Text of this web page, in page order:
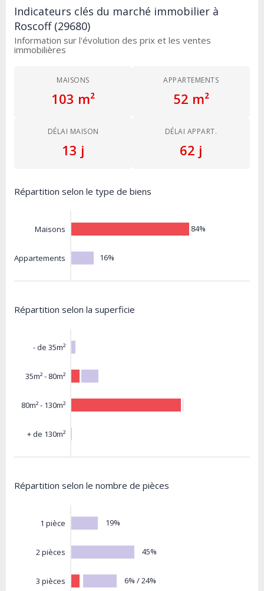
Indicateurs clés du marché immobilier à
Roscoff (29680)
Information sur l'évolution des prix et les ventes
immobilières
MAISONS
103 m²
APPARTEMENTS
52 m²
DÉLAI MAISON
13 j
DÉLAI APPART.
62 j
Répartition selon le type de biens
Maisons
Appartements
84%
16%
Répartition selon la superficie
- de 35m²
35m² - 80m²
80m² - 130m²
+ de 130m²
Répartition selon le nombre de pièces
1 pièce
2 pièces
3 pièces
19%
45%
6% / 24%